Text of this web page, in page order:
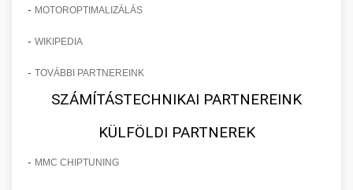
- MOTOROPTIMALIZÁLÁS
- WIKIPEDIA
- TOVÁBBI PARTNEREINK
SZÁMÍTÁSTECHNIKAI PARTNEREINK
KÜLFÖLDI PARTNEREK
- MMC CHIPTUNING